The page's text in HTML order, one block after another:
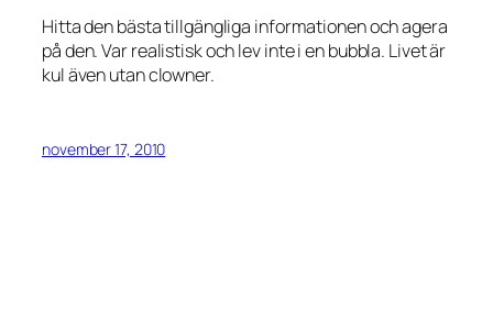
Hitta den bästa tillgängliga informationen och agera
på den. Var realistisk och lev inte i en bubbla. Livet är
kul även utan clowner.
november 17, 2010